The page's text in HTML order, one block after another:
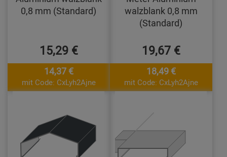
0,8 mm (Standard)
15,29 €
14,37 €
mit Code: CxLyh2Ajne
walzblank 0,8 mm
(Standard)
19,67 €
18,49 €
mit Code: CxLyh2Ajne